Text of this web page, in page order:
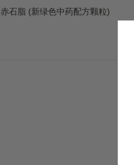
赤石脂 (新绿色中药配方颗粒)